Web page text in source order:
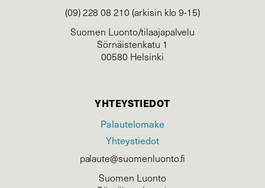
(09) 228 08 210 (arkisin klo 9-15)
Suomen Luonto/tilaajapalvelu
Sörnäistenkatu 1
00580 Helsinki
YHTEYSTIEDOT
Palautelomake
Yhteystiedot
palaute@suomenluonto.fi
Suomen Luonto